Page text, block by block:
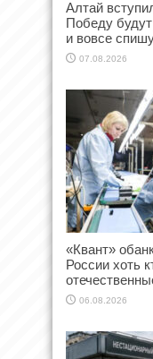
Алтай
Победу будут
и вовсе
07.08.2026
«Квант»
России хоть
06.08.2026